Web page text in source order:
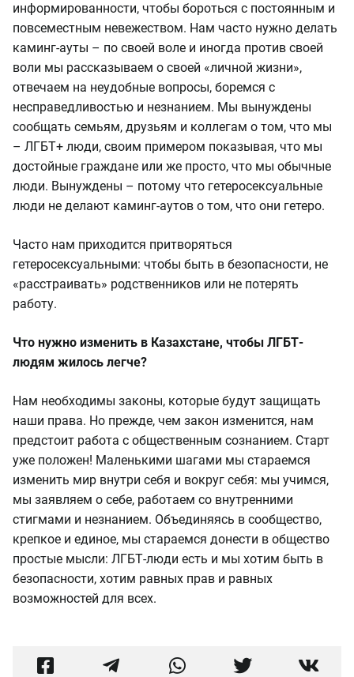
информированности, чтобы бороться с постоянным и
повсеместным невежеством. Нам часто нужно делать
каминг-ауты – по своей воле и иногда против своей
воли мы рассказываем о своей «личной жизни»,
отвечаем на неудобные вопросы, боремся с
несправедливостью и незнанием. Мы вынуждены
сообщать семьям, друзьям и коллегам о том, что мы
– ЛГБТ+ люди, своим примером показывая, что мы
достойные граждане или же просто, что мы обычные
люди. Вынуждены – потому что гетеросексуальные
люди не делают каминг-аутов о том, что они гетеро.
Часто нам приходится притворяться
гетеросексуальными: чтобы быть в безопасности, не
«расстраивать» родственников или не потерять
работу.
Что нужно изменить в Казахстане, чтобы ЛГБТ-
людям жилось легче?
Нам необходимы законы, которые будут защищать
наши права. Но прежде, чем закон изменится, нам
предстоит работа с общественным сознанием. Старт
уже положен! Маленькими шагами мы стараемся
изменить мир внутри себя и вокруг себя: мы учимся,
мы заявляем о себе, работаем со внутренними
стигмами и незнанием. Объединяясь в сообщество,
крепкое и единое, мы стараемся донести в общество
простые мысли: ЛГБТ-люди есть и мы хотим быть в
безопасности, хотим равных прав и равных
возможностей для всех.